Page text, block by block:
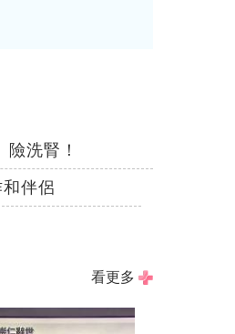
洗腎！
伴侶
看更多